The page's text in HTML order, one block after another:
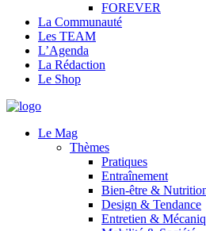
FOREVER
La Communauté
Les TEAM
L’Agenda
La Rédaction
Le Shop
Le Mag
Thèmes
Pratiques
Entraînement
Bien-être &
Design & Tendance
Entretien &